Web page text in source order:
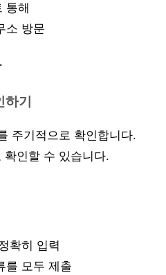
통해
소 방문
기
주기적으로 확인합니다.
확인할 수 있습니다.
확히 입력
를 모두 제출